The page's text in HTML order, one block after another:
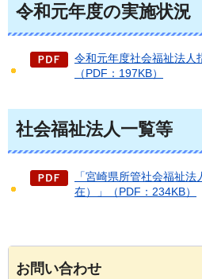
令和元年度の実施状況
令和元年度社会福祉法人
（PDF：197KB）
社会福祉法人一覧等
「宮崎県所管社会福祉
在）」（PDF：234KB）
お問い合わせ